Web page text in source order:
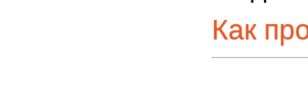
Как